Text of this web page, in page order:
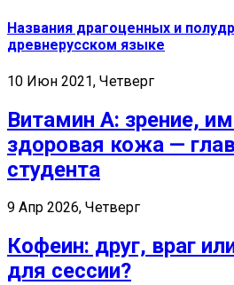
Названия драгоценных и
древнерусском языке
10 Июн 2021, Четверг
Витамин А: зрение,
здоровая кожа —
студента
9 Апр 2026, Четверг
Кофеин: друг, враг
для сессии?